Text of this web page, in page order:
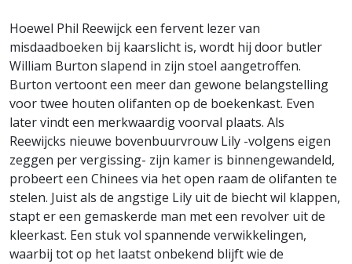
Hoewel Phil Reewijck een fervent lezer van
misdaadboeken bij kaarslicht is, wordt hij door butler
William Burton slapend in zijn stoel aangetroffen.
Burton vertoont een meer dan gewone belangstelling
voor twee houten olifanten op de boekenkast. Even
later vindt een merkwaardig voorval plaats. Als
Reewijcks nieuwe bovenbuurvrouw Lily -volgens eigen
zeggen per vergissing- zijn kamer is binnengewandeld,
probeert een Chinees via het open raam de olifanten te
stelen. Juist als de angstige Lily uit de biecht wil klappen,
stapt er een gemaskerde man met een revolver uit de
kleerkast. Een stuk vol spannende verwikkelingen,
waarbij tot op het laatst onbekend blijft wie de